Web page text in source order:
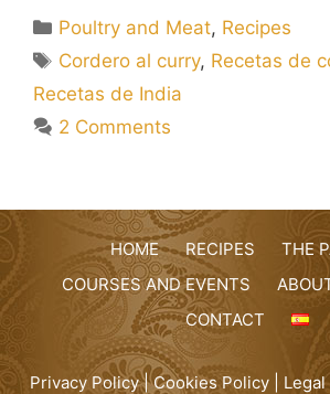
Categories
Poultry and Meat, Recipes
Tags
Cordero al curry, Recetas de
Recetas de India
2 Comments
HOME RECIPES
THE
COURSES AND EVENTS
CONTACT
Privacy Policy|Cookies Policy